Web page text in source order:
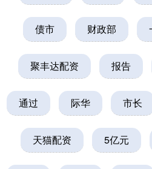
债市 财政部
聚丰达配资 报告
通过 际华 市长
天猫配资 5亿元